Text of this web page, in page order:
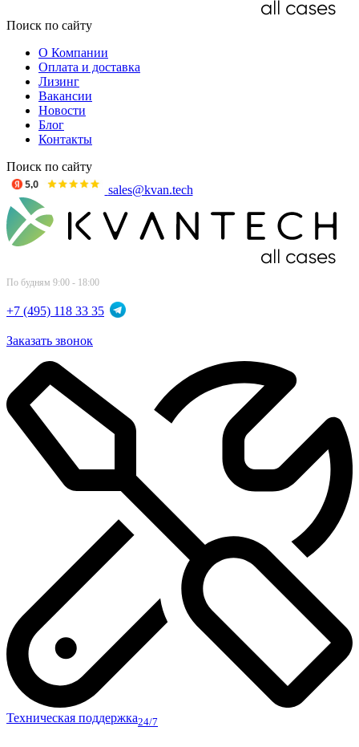
Поиск по сайту
О Компании
Оплата и доставка
Лизинг
Вакансии
Новости
Блог
Контакты
Поиск по сайту
sales@kvan.tech
По будням 9:00 - 18:00
+7 (495) 118 33 35
Заказать звонок
Техническая поддержка24/7